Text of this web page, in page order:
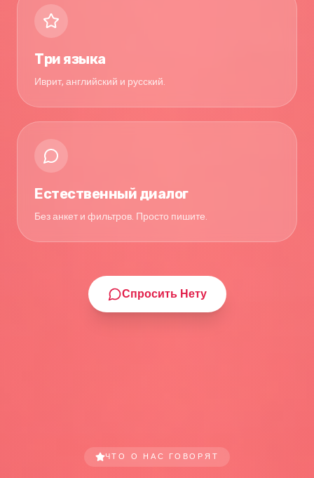
Три языка
Иврит, английский и русский.
Естественный диалог
Без анкет и фильтров. Просто пишите.
Спросить Нету
ЧТО О НАС ГОВОРЯТ